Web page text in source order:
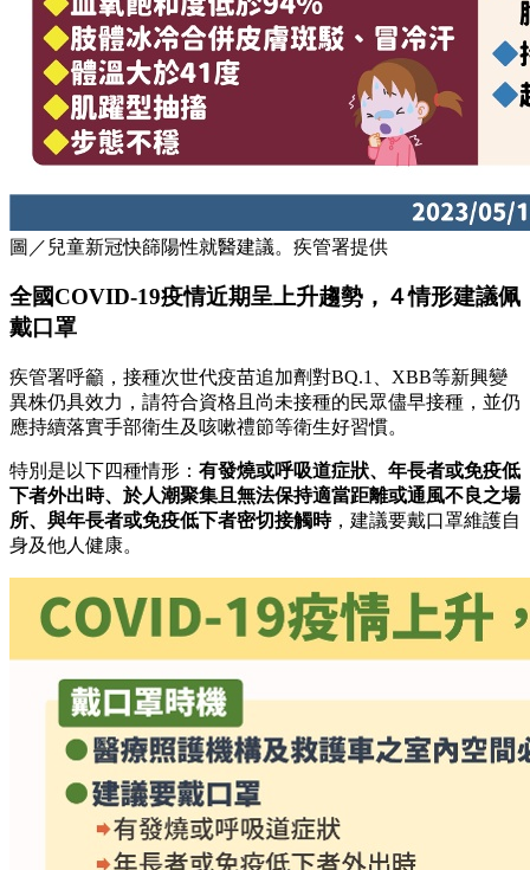
圖／兒童新冠快篩陽性就醫建議。疾管署提供
全國COVID-19疫情近期呈上升趨勢，４情形建議佩
戴口罩
疾管署呼籲，接種次世代疫苗追加劑對BQ.1、XBB等新興變
異株仍具效力，請符合資格且尚未接種的民眾儘早接種，並仍
應持續落實手部衛生及咳嗽禮節等衛生好習慣。
特別是以下四種情形： 有發燒或呼吸道症狀、年長者或免疫低
下者外出時、於人潮聚集且無法保持適當距離或通風不良之場
所、與年長者或免疫低下者密切接觸時，建議要戴口罩維護自
身及他人健康。